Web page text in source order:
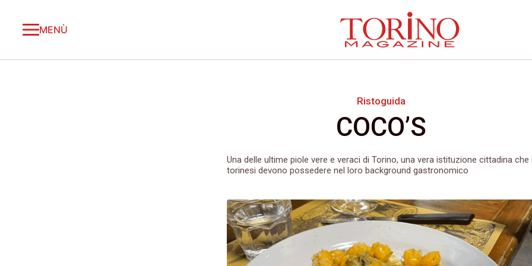
MENÙ
Ristoguida
COCO’S
Una delle ultime piole vere e veraci di Torino, una vera istituzione cittadina che i
torinesi devono possedere nel loro background gastronomico